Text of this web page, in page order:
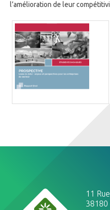
l’amélioration de leur
11
38180